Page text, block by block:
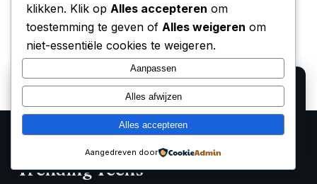
Trending Techs
We gebruiken cookies voor analyse en om onze
affiliate partners (Bol.com, Amazon) hun verkopen te
laten meten. Lees onsprivacy beleid.
Alleen functioneel
klikken. Klik op Alles accepteren om
toestemming te geven of Alles weigeren om
niet-essentiële cookies te weigeren.
Aanpassen
Alles afwijzen
Alles accepteren
Aangedreven door